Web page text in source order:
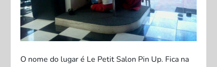
O nome do lugar é Le Petit Salon Pin Up. Fica na